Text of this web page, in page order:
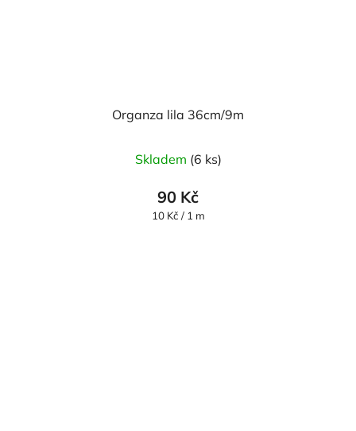
Organza lila 36cm/9m
hodnocení
produktu
je
Skladem (6 ks)
90 Kč
Měrná
10 Kč / 1 m